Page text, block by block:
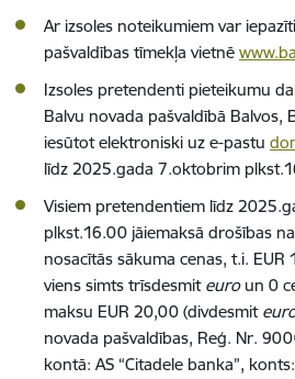
Ar izsoles noteikumiem var
pašvaldības tīmekļa vietnē
Izsoles pretendenti pieteikumu
Balvu novada pašvaldībā Balvos,
iesūtot elektroniski uz e-pastu
līdz 2025.gada 7.oktobrim
Visiem pretendentiem līdz
plkst.16.00 jāiemaksā drošības
nosacītās sākuma cenas, t.i.
viens simts trīsdesmit euroun 0
maksu EUR 20,00 (divdesmit
novada pašvaldības, Reģ. Nr.
kontā: AS “Citadele banka”,